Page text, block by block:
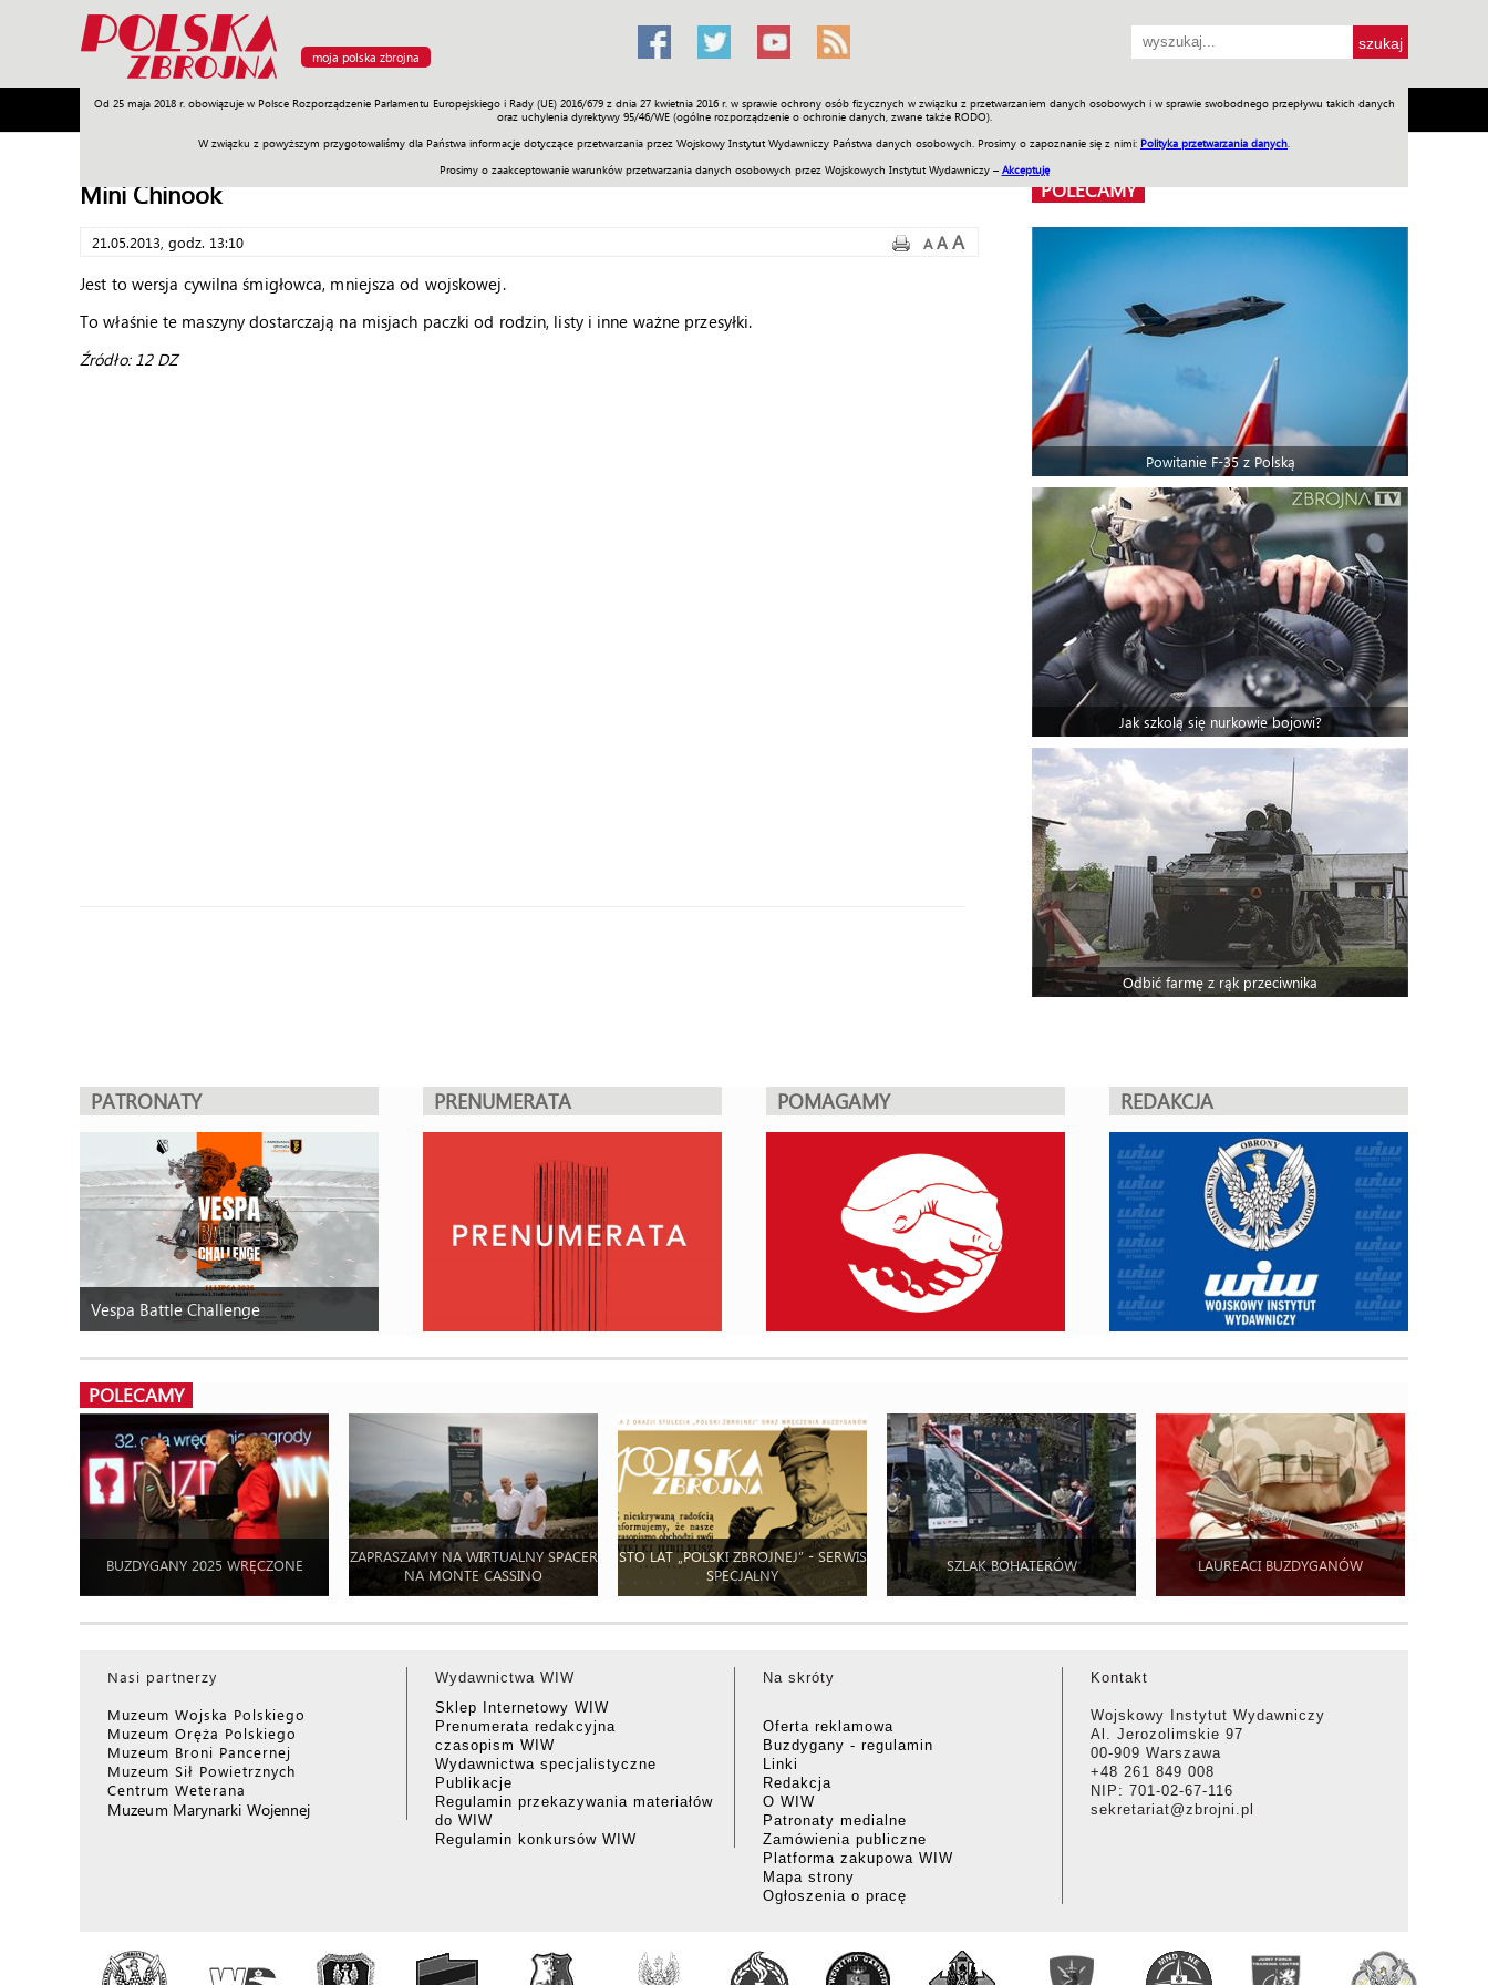
moja polska zbrojna
Od 25 maja 2018 r. obowiązuje w Polsce Rozporządzenie Parlamentu Europejskiego i Rady (UE) 2016/679 z dnia 27 kwietnia 2016 r. w sprawie ochrony osób fizycznych w związku z przetwarzaniem danych osobowych i w sprawie swobodnego przepływu takich danych
oraz uchylenia dyrektywy 95/46/WE (ogólne rozporządzenie o ochronie danych, zwane także RODO).
W związku z powyższym przygotowaliśmy dla Państwa informacje dotyczące przetwarzania przez Wojskowy Instytut Wydawniczy Państwa danych osobowych. Prosimy o zapoznanie się z nimi: Polityka przetwarzania danych
Prosimy o zaakceptowanie warunków przetwarzania danych osobowych przez Wojskowych Instytut Wydawniczy – Akceptuję
Armia Poligon Sprzęt Misje Polityka Prawo Świat Społeczność Sport Historia Galerie Wideo ENGLISH SKLEP Jednodniówki Praca w WIW
Mini Chinook
21.05.2013, godz. 13:10 A A A
Jest to wersja cywilna śmigłowca, mniejsza od wojskowej.
To właśnie te maszyny dostarczają na misjach paczki od rodzin, listy i inne ważne przesyłki.
Źródło: 12 DZ
POLECAMY
Powitanie F-35 z Polską
Jak szkolą się nurkowie bojowi?
Odbić farmę z rąk przeciwnika
PATRONATY
Vespa Battle Challenge
PRENUMERATA POMAGAMY REDAKCJA
POLECAMY
BUZDYGANY 2025 WRĘCZONE
ZAPRASZAMY NA WIRTUALNY SPACER
NA MONTE CASSINO
STO LAT „POLSKI ZBROJNEJ” - SERWIS
SPECJALNY
SZLAK BOHATERÓW LAUREACI BUZDYGANÓW
Nasi partnerzy
Muzeum Wojska Polskiego
Muzeum Oręża Polskiego
Muzeum Broni Pancernej
Muzeum Sił Powietrznych
Centrum Weterana
Muzeum Marynarki Wojennej
Wydawnictwa WIW
Sklep Internetowy WIW
Prenumerata redakcyjna
czasopism WIW
Wydawnictwa specjalistyczne
Publikacje
Regulamin przekazywania materiałów
do WIW
Regulamin konkursów WIW
Na skróty
Oferta reklamowa
Buzdygany - regulamin
Linki
Redakcja
O WIW
Patronaty medialne
Zamówienia publiczne
Platforma zakupowa WIW
Mapa strony
Ogłoszenia o pracę
Kontakt
Wojskowy Instytut Wydawniczy
Al. Jerozolimskie 97
00-909 Warszawa
+48 261 849 008
NIP: 701-02-67-116
sekretariat@zbrojni.pl